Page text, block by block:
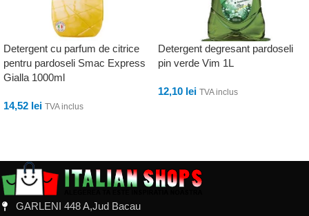
Detergent cu parfum de citrice
pentru pardoseli Smac Express
Gialla 1000ml
14,52 lei TVA inclus
Detergent degresant pardoseli
pin verde Vim 1L
12,10 lei TVA inclus
GARLENI 448 A,Jud Bacau